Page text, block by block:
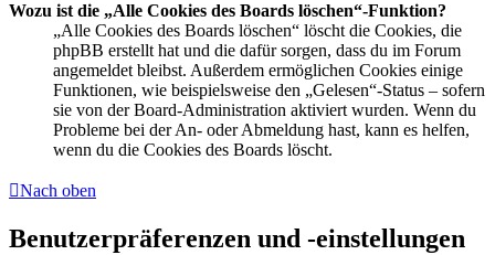
Wozu ist die „Alle Cookies des Boards löschen“-Funktion?
„Alle Cookies des Boards löschen“ löscht die Cookies, die
phpBB erstellt hat und die dafür sorgen, dass du im Forum
angemeldet bleibst. Außerdem ermöglichen Cookies einige
Funktionen, wie beispielsweise den „Gelesen“-Status – sofern
sie von der Board-Administration aktiviert wurden. Wenn du
Probleme bei der An- oder Abmeldung hast, kann es helfen,
wenn du die Cookies des Boards löscht.
Nach oben
Benutzerpräferenzen und -einstellungen